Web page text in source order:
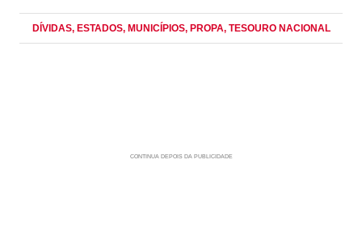
DÍVIDAS, ESTADOS, MUNICÍPIOS, PROPA, TESOURO NACIONAL